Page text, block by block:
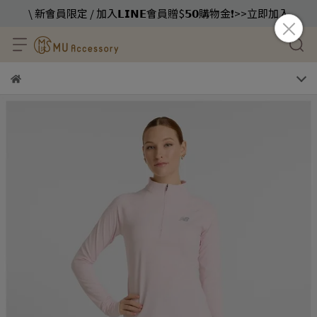
\ 新會員限定 / 加入𝗟𝗜𝗡𝗘會員贈$𝟱𝟬購物金❗️>>立即加入